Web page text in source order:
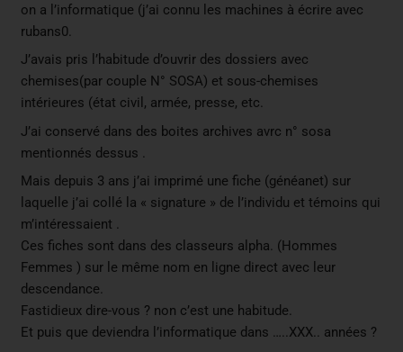
on a l’informatique (j’ai connu les machines à écrire avec
rubans0.
J’avais pris l’habitude d’ouvrir des dossiers avec
chemises(par couple N° SOSA) et sous-chemises
intérieures (état civil, armée, presse, etc.
J’ai conservé dans des boites archives avrc n° sosa
mentionnés dessus .
Mais depuis 3 ans j’ai imprimé une fiche (généanet) sur
laquelle j’ai collé la « signature » de l’individu et témoins qui
m’intéressaient .
Ces fiches sont dans des classeurs alpha. (Hommes
Femmes ) sur le même nom en ligne direct avec leur
descendance.
Fastidieux dire-vous ? non c’est une habitude.
Et puis que deviendra l’informatique dans …..XXX.. années ?